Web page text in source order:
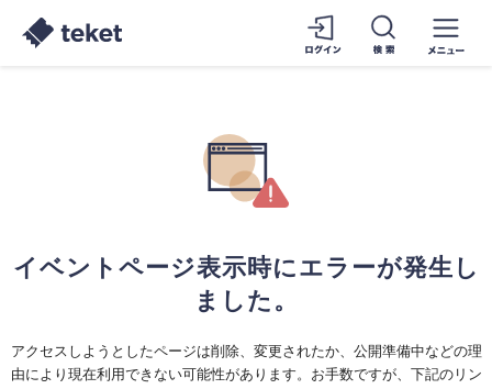
イベントページ表示時にエラーが発生し
ました。
アクセスしようとしたページは削除、変更されたか、公開準備中などの理
由により現在利用できない可能性があります。お手数ですが、下記のリン